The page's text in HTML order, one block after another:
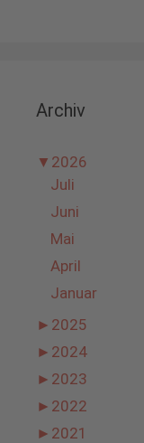
Archiv
▼ 2026
Juli
Juni
Mai
April
Januar
► 2025
► 2024
► 2023
► 2022
► 2021